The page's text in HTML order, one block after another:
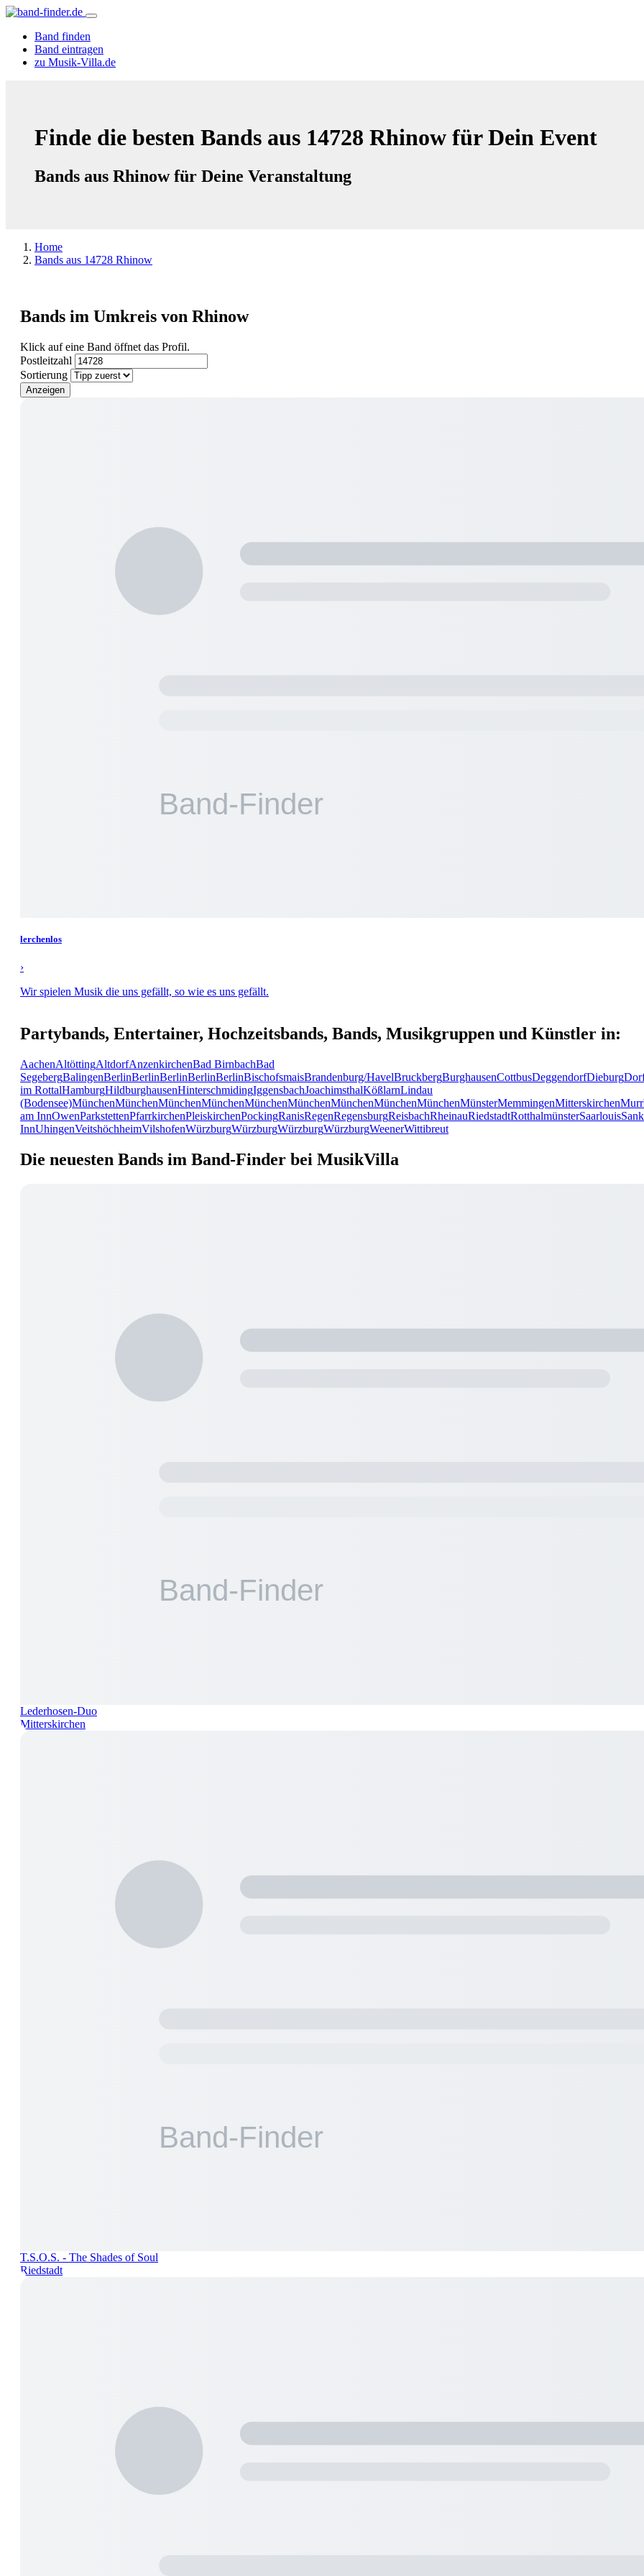
Band finden
Band eintragen
zu Musik-Villa.de
Finde die besten Bands aus 14728 Rhinow für Dein Event
Bands aus Rhinow für Deine Veranstaltung
Home
Bands aus 14728 Rhinow
Bands im Umkreis von Rhinow
Klick auf eine Band öffnet das Profil.
Postleitzahl
Sortierung
Anzeigen
lerchenlos
›
Wir spielen Musik die uns gefällt, so wie es uns gefällt.
Partybands, Entertainer, Hochzeitsbands, Bands, Musikgruppen und Künstler in:
AachenAltöttingAltdorfAnzenkirchenBad BirnbachBad
SegebergBalingenBerlinBerlinBerlinBerlinBerlinBischofsmaisBrandenburg/HavelBruckbergBurghausenCottbusDeggendorfDieburg
im RottalHamburgHildburghausenHinterschmidingIggensbachJoachimsthalKößlarnLindau
(Bodensee)MünchenMünchenMünchenMünchenMünchenMünchenMünchenMünchenMünchenMünsterMemmingenMitterskirchen
am InnOwenParkstettenPfarrkirchenPleiskirchenPockingRanisRegenRegensburgReisbachRheinauRiedstadtRotthalmünsterSaarlouis
InnUhingenVeitshöchheimVilshofenWürzburgWürzburgWürzburgWürzburgWeenerWittibreut
Die neuesten Bands im Band-Finder bei MusikVilla
Lederhosen-Duo
Mitterskirchen
T.S.O.S. - The Shades of Soul
Riedstadt